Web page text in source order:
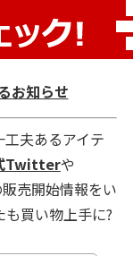
お知らせ
工夫あるアイテ
Twitterや
売開始情報をい
買い物上手に?